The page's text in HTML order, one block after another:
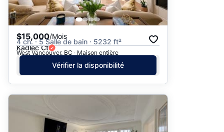
$15,000/Mois
4 ch. · 5 Salle de bain · 5232 ft²
Kadlec Ct
West Vancouver, BC · Maison entière
Vérifier la disponibilité